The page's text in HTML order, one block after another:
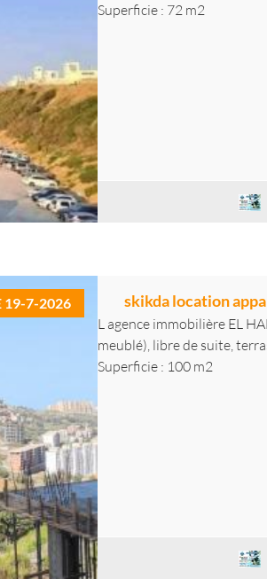
Superficie : 72 m2
19-7-2026 skikda location
L agence immobilière EL
meublé), libre de suite,
Superficie : 100 m2